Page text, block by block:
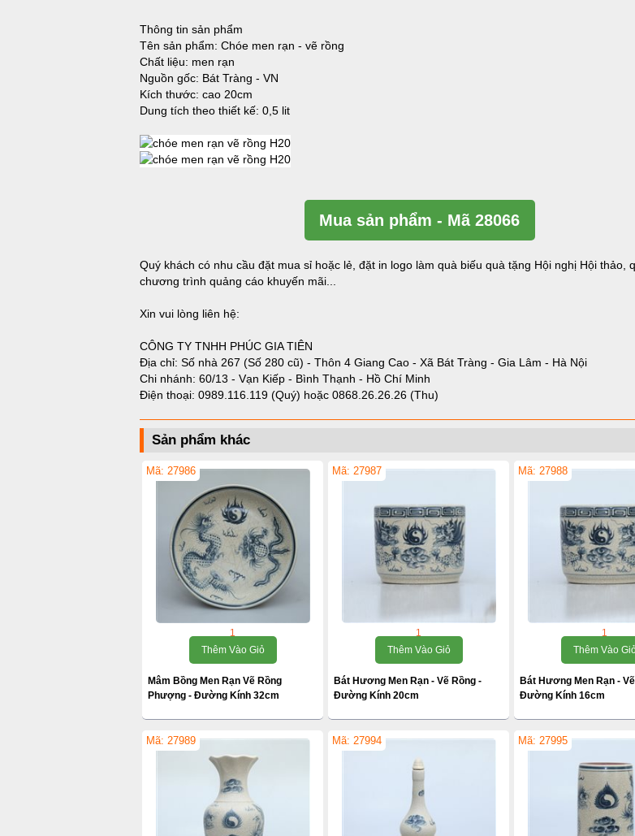
Thông tin sản phẩm
Tên sản phẩm: Chóe men rạn - vẽ rồng
Chất liệu: men rạn
Nguồn gốc: Bát Tràng - VN
Kích thước: cao 20cm
Dung tích theo thiết kế: 0,5 lit
Mua sản phẩm - Mã 28066
Quý khách có nhu cầu đặt mua sỉ hoặc lẻ, đặt in logo làm quà biếu quà tặng Hội nghị Hội thảo,
chương trình quảng cáo khuyến mãi...
Xin vui lòng liên hệ:
CÔNG TY TNHH PHÚC GIA TIÊN
Địa chỉ: Số nhà 267 (Số 280 cũ) - Thôn 4 Giang Cao - Xã Bát Tràng - Gia Lâm - Hà Nội
Chi nhánh: 60/13 - Vạn Kiếp - Bình Thạnh - Hồ Chí Minh
Điện thoại: 0989.116.119 (Quý) hoặc 0868.26.26.26 (Thu)
Sản phẩm khác
Mã: 27986
1
Thêm Vào Giỏ
Mâm Bồng Men Rạn Vẽ Rồng
Phượng - Đường Kính 32cm
Mã: 27987
1
Thêm Vào Giỏ
Bát Hương Men Rạn - Vẽ Rồng -
Đường Kính 20cm
Mã: 27988
1
Thêm Vào
Bát Hương Men Rạn -
Đường Kính 16cm
Mã: 27989 Mã: 27994 Mã: 27995